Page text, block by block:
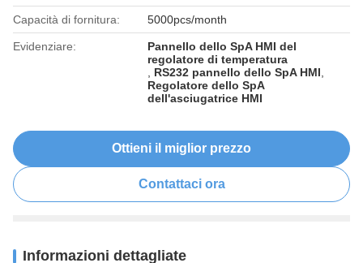
Capacità di fornitura: 5000pcs/month
Evidenziare:
Pannello dello SpA HMI del
regolatore di temperatura
RS232 pannello dello SpA HMI
Regolatore dello SpA
dell'asciugatrice HMI
Ottieni il miglior prezzo
Contattaci ora
Informazioni dettagliate